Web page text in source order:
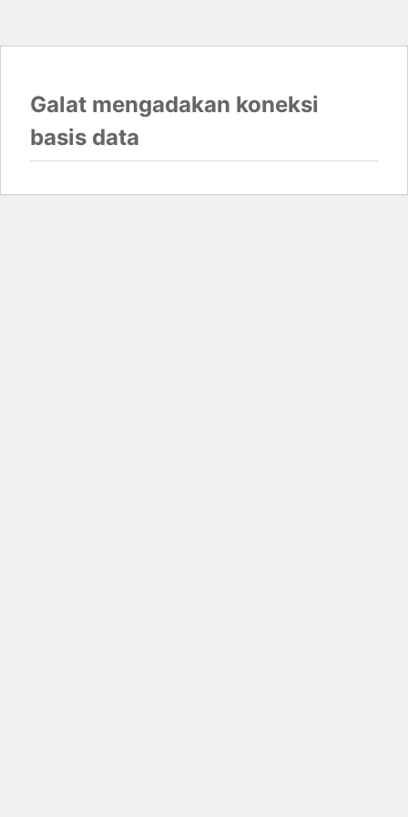
Galat mengadakan koneksi
basis data